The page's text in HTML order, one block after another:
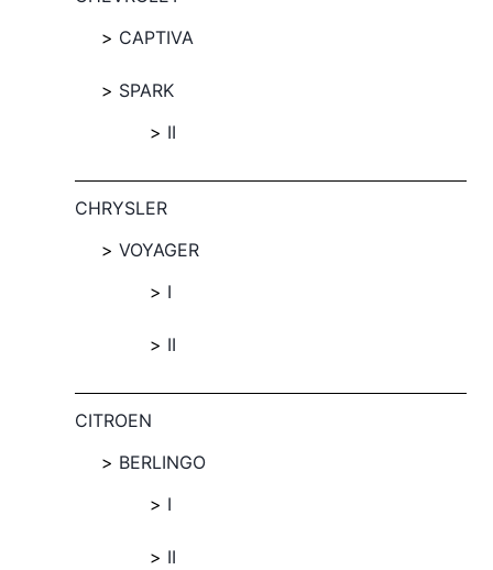
CAPTIVA
SPARK
II
CHRYSLER
VOYAGER
I
II
CITROEN
BERLINGO
I
II